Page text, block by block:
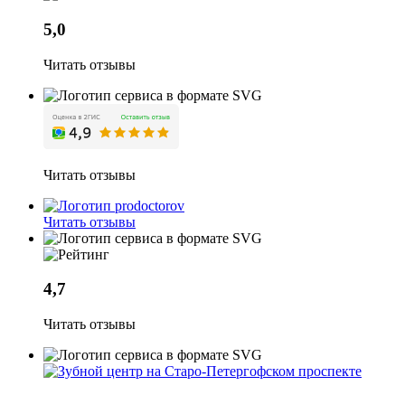
5,0
Читать отзывы
Читать отзывы
Читать отзывы
4,7
Читать отзывы